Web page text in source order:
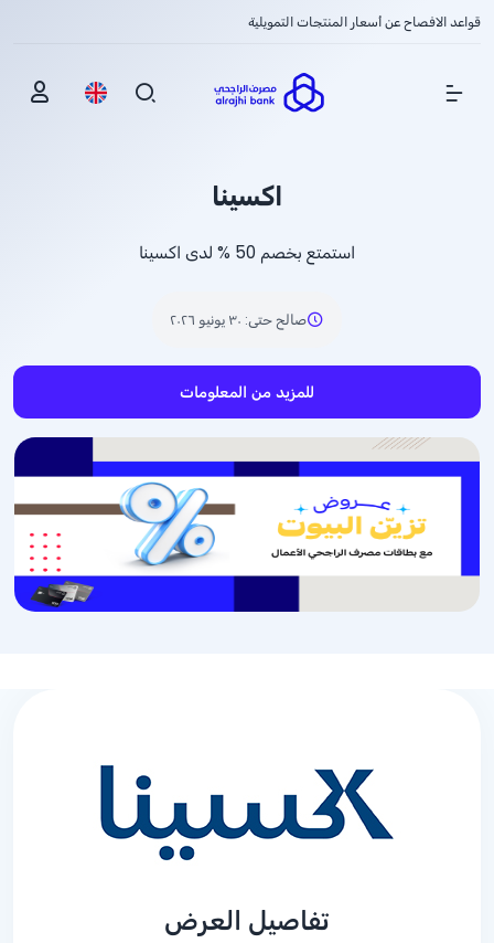
قواعد الافصاح عن أسعار المنتجات التمويلية
Show Menu
اكسينا
استمتع بخصم % 50 لدى اكسينا
صالح حتى: ٣٠ يونيو ٢٠٢٦
للمزيد من المعلومات
تفاصيل العرض